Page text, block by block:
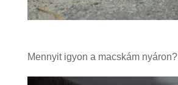
Mennyit igyon a macskám nyáron?